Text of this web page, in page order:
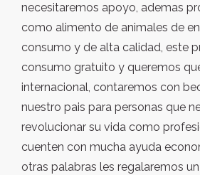
necesitaremos apoyo, ademas
como alimento de animales de
consumo y de alta calidad, este
consumo gratuito y queremos
internacional, contaremos con
nuestro pais para personas que
revolucionar su vida como
cuenten con mucha ayuda
otras palabras les regalaremos